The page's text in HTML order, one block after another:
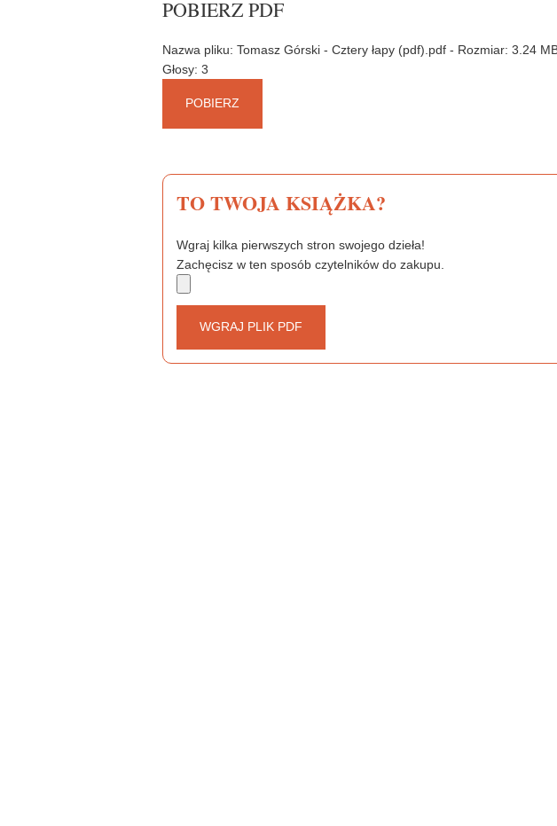
o
e
t
POBIERZ PDF
Nazwa pliku: Tomasz Górski - Cztery łapy (pdf).pdf - Rozmiar: 3.24
Głosy: 3
POBIERZ
TO TWOJA KSIĄŻKA?
Wgraj kilka pierwszych stron swojego dzieła!
Zachęcisz w ten sposób czytelników do zakupu.
WGRAJ PLIK PDF